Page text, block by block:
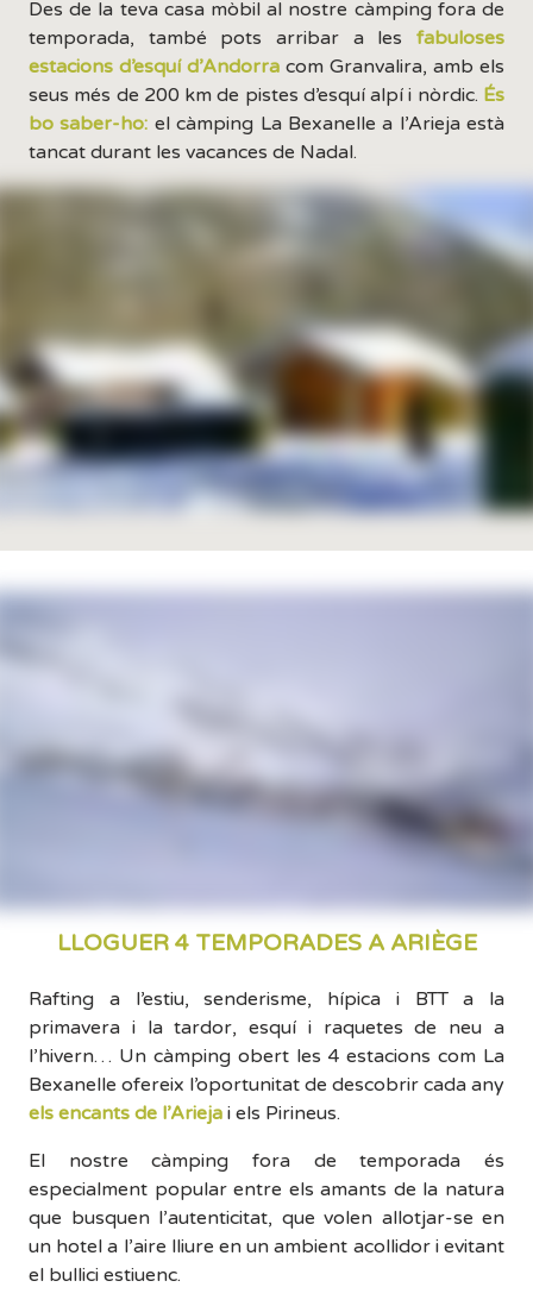
Des de la teva casa mòbil al nostre càmping fora de
temporada, també pots arribar a les fabuloses
estacions d’esquí d’Andorra com Granvalira, amb els
seus més de 200 km de pistes d’esquí alpí i nòrdic. És
bo saber-ho: el càmping La Bexanelle a l’Arieja està
tancat durant les vacances de Nadal.
LLOGUER 4 TEMPORADES A ARIÈGE
Rafting a l’estiu, senderisme, hípica i BTT a la
primavera i la tardor, esquí i raquetes de neu a
l’hivern… Un càmping obert les 4 estacions com La
Bexanelle ofereix l’oportunitat de descobrir cada any
els encants de l’Arieja i els Pirineus.
El nostre càmping fora de temporada és
especialment popular entre els amants de la natura
que busquen l’autenticitat, que volen allotjar-se en
un hotel a l’aire lliure en un ambient acollidor i evitant
el bullici estiuenc.